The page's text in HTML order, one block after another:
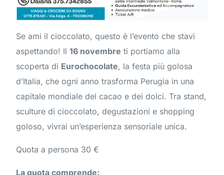
Se ami il cioccolato, questo è l’evento che stavi
aspettando! Il16 novembre ti portiamo alla
scoperta di Eurochocolate, la festa più golosa
d’Italia, che ogni anno trasforma Perugia in una
capitale mondiale del cacao e dei dolci. Tra stand,
sculture di cioccolato, degustazioni e shopping
goloso, vivrai un’esperienza sensoriale unica.
Quota a persona 30 €
La quota comprende: